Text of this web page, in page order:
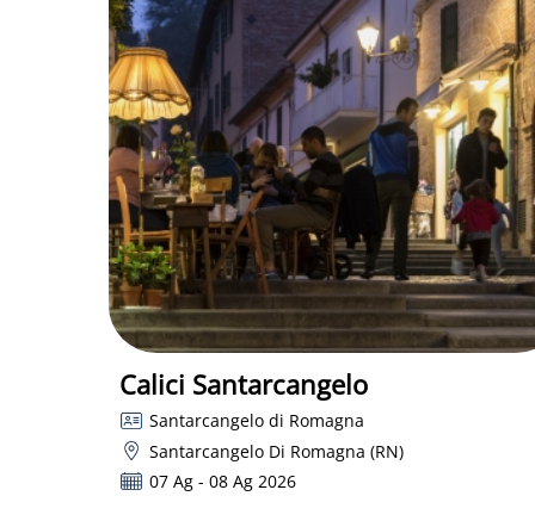
Calici Santarcangelo
Santarcangelo di Romagna
Santarcangelo Di Romagna (RN)
07 Ag - 08 Ag 2026